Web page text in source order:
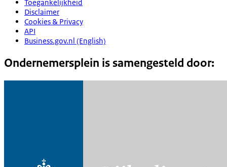
Toegankelijkheid
Disclaimer
Cookies & Privacy
API
Business.gov.nl (English)
Ondernemersplein is samengesteld door: